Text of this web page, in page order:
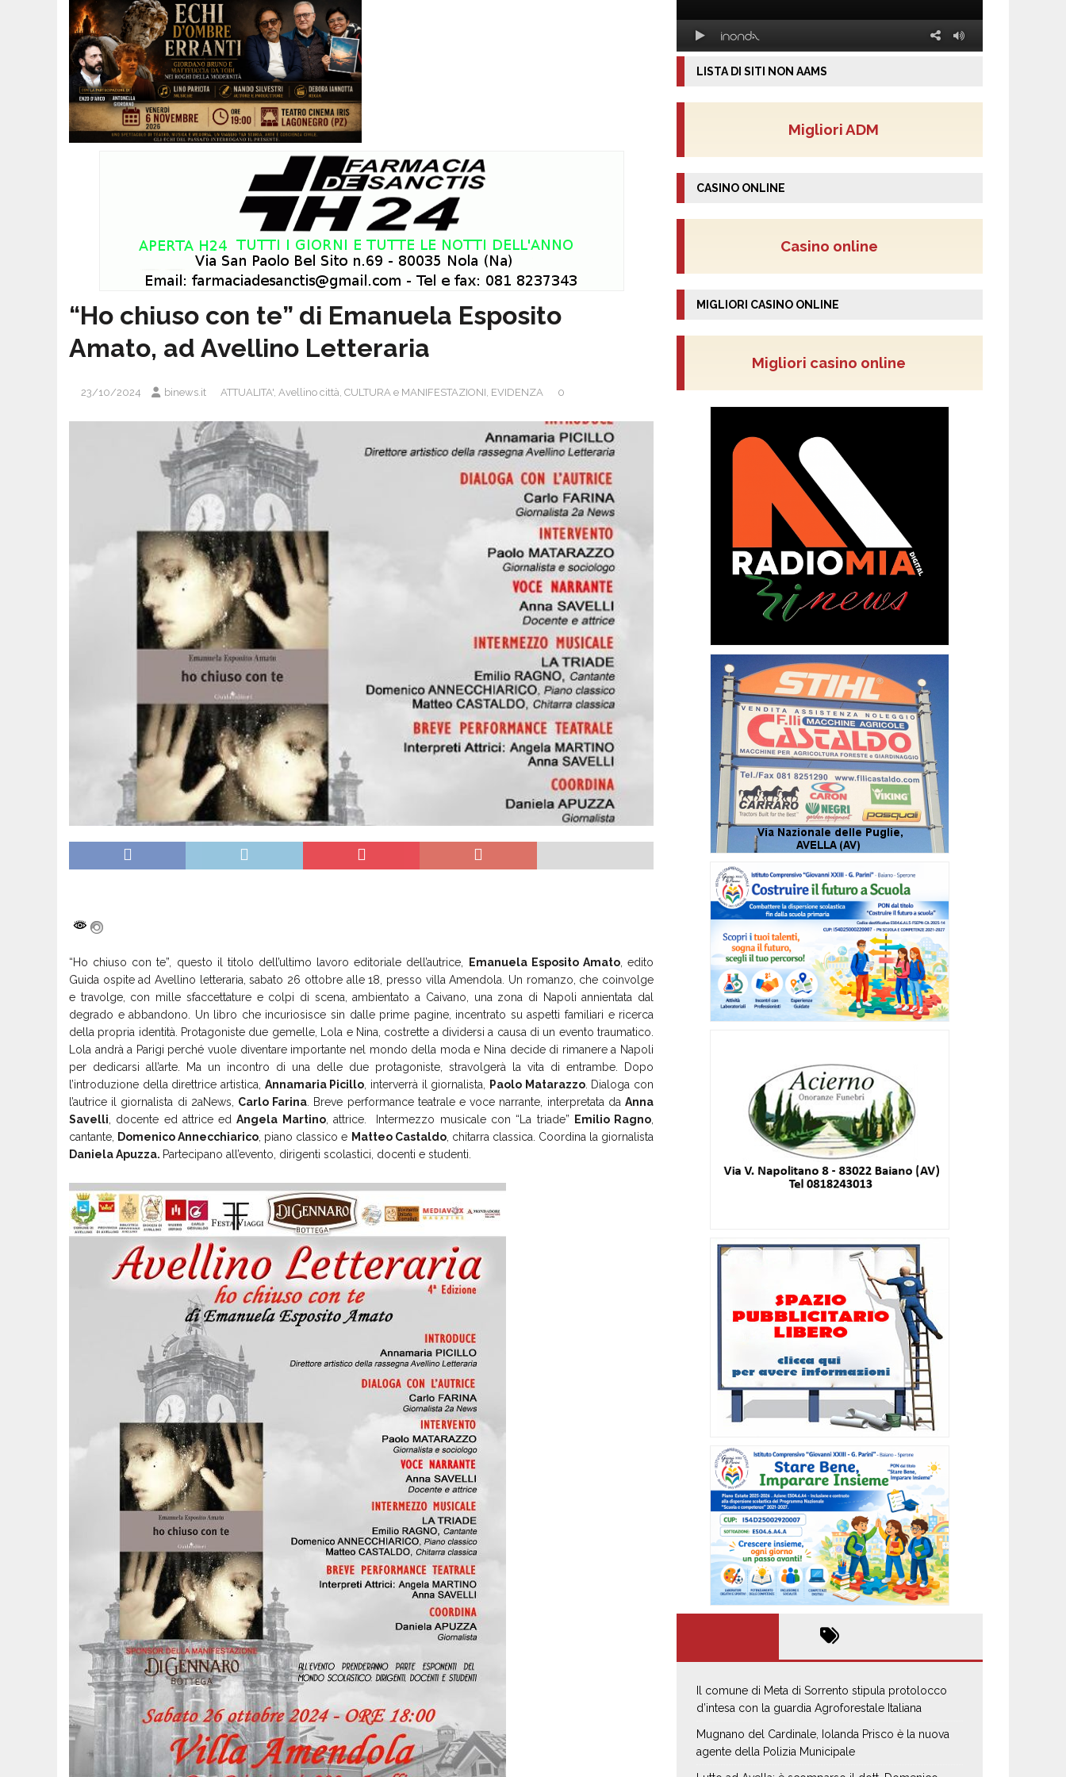
“Ho chiuso con te” di Emanuela Esposito
Amato, ad Avellino Letteraria
23/10/2024 binews.it ATTUALITA', Avellino città, CULTURA e MANIFESTAZIONI, EVIDENZA 0
“Ho chiuso con te”, questo il titolo dell’ultimo lavoro editoriale dell’autrice, Emanuela Esposito Amato, edito
Guida ospite ad Avellino letteraria, sabato 26 ottobre alle 18, presso villa Amendola. Un romanzo, che coinvolge
e travolge, con mille sfaccettature e colpi di scena, ambientato a Caivano, una zona di Napoli annientata dal
degrado e abbandono. Un libro che incuriosisce sin dalle prime pagine, incentrato su aspetti familiari e ricerca
della propria identità. Protagoniste due gemelle, Lola e Nina, costrette a dividersi a causa di un evento traumatico.
Lola andrà a Parigi perché vuole diventare importante nel mondo della moda e Nina decide di rimanere a Napoli
per dedicarsi all’arte. Ma un incontro di una delle due protagoniste, stravolgerà la vita di entrambe. Dopo
l’introduzione della direttrice artistica, Annamaria Picillo , interverrà il giornalista, Paolo Matarazzo. Dialoga con
l’autrice il giornalista di 2aNews, Carlo Farina . Breve performance teatrale e voce narrante, interpretata daAnna
Savelli , docente ed attrice edAngela Martino, attrice. Intermezzo musicale con “La triade” Emilio Ragno
cantante,
Domenico Annecchiarico , piano classico e Matteo Castaldo, chitarra classica. Coordina la giornalista
Daniela Apuzza. Partecipano all’evento, dirigenti scolastici, docenti e studenti.
LISTA DI SITI NON AAMS
Migliori ADM
CASINO ONLINE
Casino online
MIGLIORI CASINO ONLINE
Migliori casino online
Il comune di Meta di Sorrento stipula protolocco
d’intesa con la guardia Agroforestale Italiana
Mugnano del Cardinale, Iolanda Prisco è la nuova
agente della Polizia Municipale